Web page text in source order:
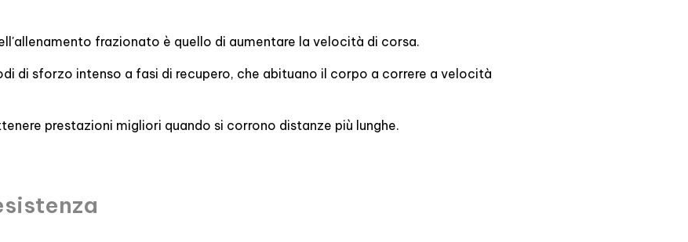
frazionato è quello di aumentare la velocità di corsa.
di sforzo intenso a fasi di recupero, che abituano il corpo a correre a velocità
prestazioni migliori quando si corrono distanze più lunghe.